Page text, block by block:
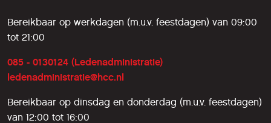
Bereikbaar op werkdagen (m.u.v. feestdagen) van 09:00
tot 21:00
085 - 0130124 (Ledenadministratie)
ledenadministratie@hcc.nl
Bereikbaar op dinsdag en donderdag (m.u.v. feestdagen)
van 12:00 tot 16:00